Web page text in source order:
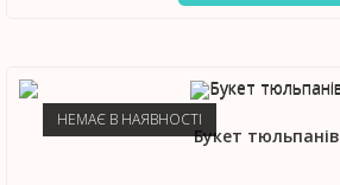
НЕМАЄ В НАЯВНОСТІ
Букет тюльпанів